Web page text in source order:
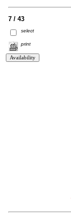
7 / 43
select
print